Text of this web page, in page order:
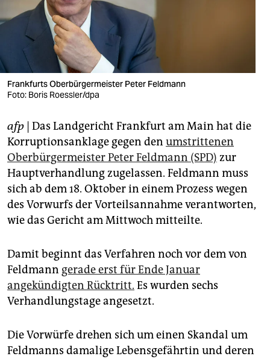
wahrheit
verlag
verlag
veranstaltungen
fragen & hilfe
unterstützen
abo
genossenschaft
epaper login
Frankfurts Oberbürgermeister Peter Feldmann
Foto: Boris Roessler/dpa
afp | Das Landgericht Frankfurt am Main hat die
Korruptionsanklage gegen den umstrittenen
Oberbürgermeister Peter Feldmann (SPD) zur
Hauptverhandlung zugelassen. Feldmann muss
sich ab dem 18. Oktober in einem Prozess wegen
des Vorwurfs der Vorteilsannahme verantworten,
wie das Gericht am Mittwoch mitteilte.
Damit beginnt das Verfahren noch vor dem von
Feldmann gerade erst für Ende Januar
angekündigten Rücktritt. Es wurden sechs
Verhandlungstage angesetzt.
Die Vorwürfe drehen sich um einen Skandal um
Feldmanns damalige Lebensgefährtin und deren